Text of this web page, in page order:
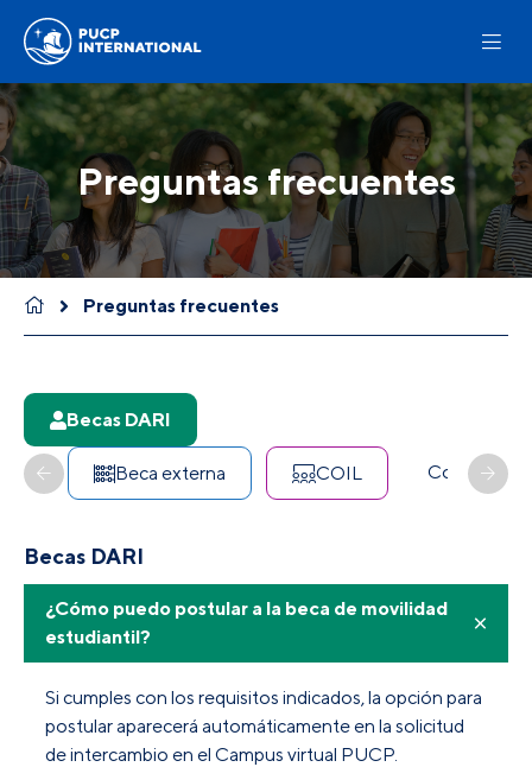
Preguntas frecuentes
Preguntas frecuentes
Becas DARI
Beca externa COIL Concurso
Becas DARI
¿Cómo puedo postular a la beca de movilidad
estudiantil?
Si cumples con los requisitos indicados, la opción para
postular aparecerá automáticamente en la solicitud
de intercambio en el Campus virtual PUCP.